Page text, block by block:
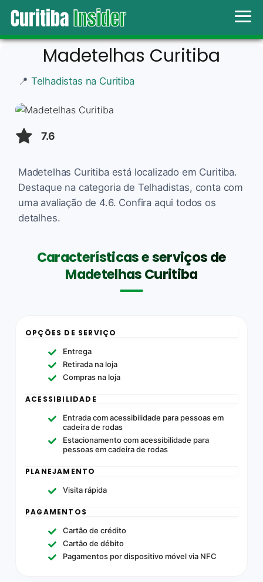
Madetelhas Curitiba
📍 Telhadistas na Curitiba
7.6
Madetelhas Curitiba está localizado em Curitiba.
Destaque na categoria de Telhadistas, conta com
uma avaliação de 4.6. Confira aqui todos os
detalhes.
Características e serviços de
Madetelhas Curitiba
OPÇÕES DE SERVIÇO
Entrega
Retirada na loja
Compras na loja
ACESSIBILIDADE
Entrada com acessibilidade para pessoas em
cadeira de rodas
Estacionamento com acessibilidade para
pessoas em cadeira de rodas
PLANEJAMENTO
Visita rápida
PAGAMENTOS
Cartão de crédito
Cartão de débito
Pagamentos por dispositivo móvel via NFC